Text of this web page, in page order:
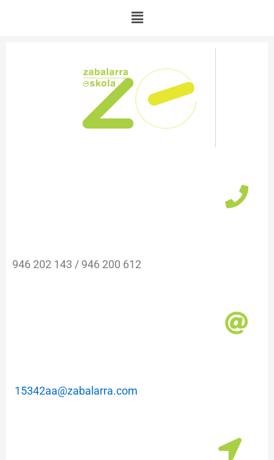
Menú
946 202 143 / 946 200 612
15342aa@zabalarra.com